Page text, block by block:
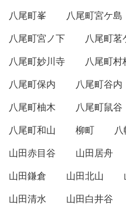
八尾町峯
八尾町宮ケ島
八尾町宮ノ下
八尾町茗
八尾町妙川寺
八尾町村
八尾町保内
八尾町谷内
八尾町柚木
八尾町鼠谷
八尾町和山
柳町 八
山田赤目谷
山田居舟
山田鎌倉
山田北山
山田清水
山田白井谷